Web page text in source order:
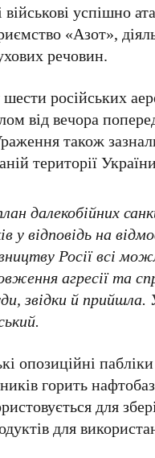
успішно
«Азот»,
речовин.
шестиросійських
від вечора
також
території
далекобійних
у відповідь на
Росії всі
агресії та
звідки й
.
опозиційні
горить
для
для